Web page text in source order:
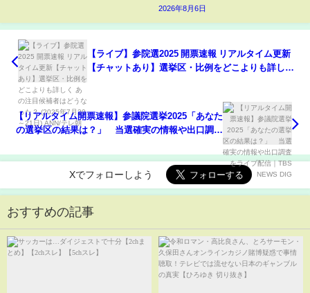
2026年8月6日
【ライブ】参院選2025 開票速報 リアルタイム更新
【チャットあり】選挙区・比例をどこよりも詳しく
【リアルタイム開票速報】参議院選挙2025「あなた
の選挙区の結果は？」 当選確実の情報や出口調査
Xでフォローしよう
おすすめの記事